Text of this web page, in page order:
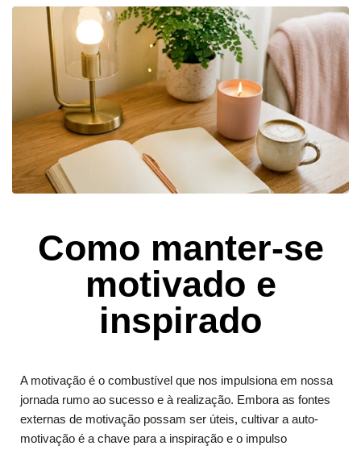
Como manter-se
motivado e
inspirado
A motivação é o combustível que nos impulsiona em nossa
jornada rumo ao sucesso e à realização. Embora as fontes
externas de motivação possam ser úteis, cultivar a auto-
motivação é a chave para a inspiração e o impulso